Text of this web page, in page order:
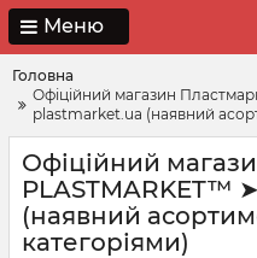
Меню
Головна
Офіційний магазин
plastmarket.ua (наявний
Офіційний
PLASTMARKET™
(наявний
категоріями)